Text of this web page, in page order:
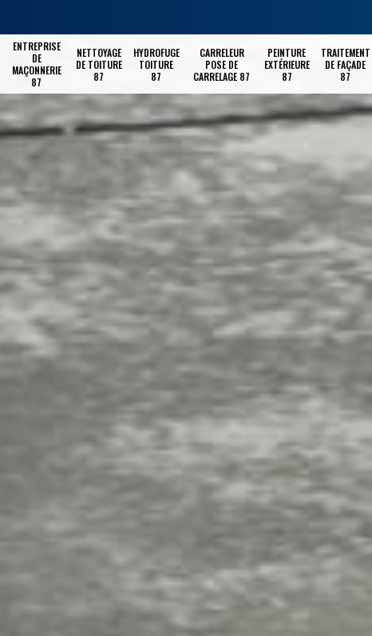
ENTREPRISE
DE
MAÇONNERIE
87
NETTOYAGE
DE TOITURE
87
HYDROFUGE
TOITURE
87
CARRELEUR
POSE DE
CARRELAGE 87
PEINTURE
EXTÉRIEURE
87
TRAITEMENT
DE FAÇADE
87